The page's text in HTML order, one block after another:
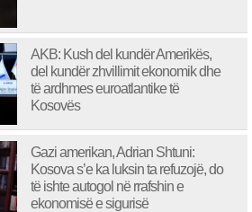
AKB: Kush del kundër Amerikës,
del kundër zhvillimit ekonomik dhe
të ardhmes euroatlantike të
Kosovës
Gazi amerikan, Adrian Shtuni:
Kosova s’e ka luksin ta refuzojë, do
të ishte autogol në rrafshin e
ekonomisë e sigurisë